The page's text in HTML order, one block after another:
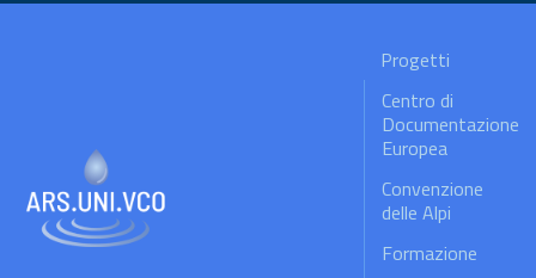
Progetti
Centro di
Documentazione
Europea
Convenzione
delle Alpi
Formazione